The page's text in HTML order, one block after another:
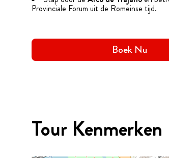
Provinciale Forum uit de Romeinse tijd.
Boek Nu
Tour Kenmerken